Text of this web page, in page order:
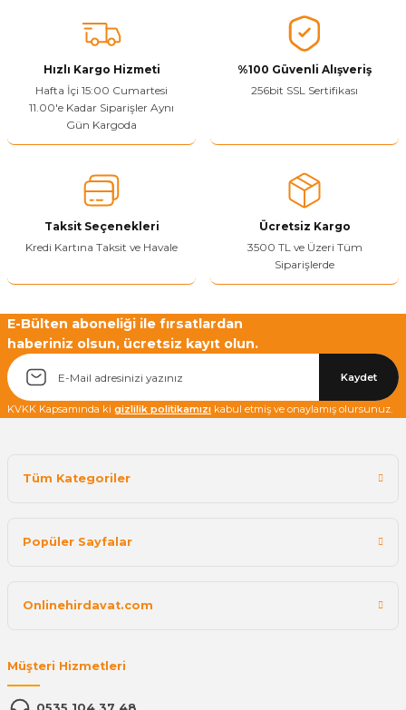
Bu ürüne benzer farklı alternatifler olmalı.
Yetkiliye Gönder
Hızlı Kargo Hizmeti
Hafta İçi 15:00 Cumartesi
11.00'e Kadar Siparişler Aynı
Gün Kargoda
%100 Güvenli Alışveriş
256bit SSL Sertifikası
Taksit Seçenekleri
Kredi Kartına Taksit ve Havale
Ücretsiz Kargo
3500 TL ve Üzeri Tüm
Siparişlerde
E-Bülten aboneliği ile fırsatlardan
haberiniz olsun, ücretsiz kayıt olun.
Kaydet
KVKK Kapsamında ki gizlilik politikamızı kabul etmiş ve onaylamış olursunuz.
Tüm Kategoriler
Popüler Sayfalar
Onlinehirdavat.com
Müşteri Hizmetleri